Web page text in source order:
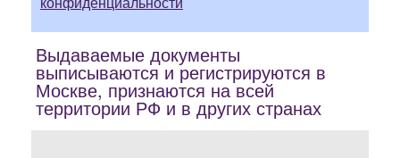
Выдаваемые документы
выписываются и регистрируются в
Москве, признаются на всей
территории РФ и в других странах